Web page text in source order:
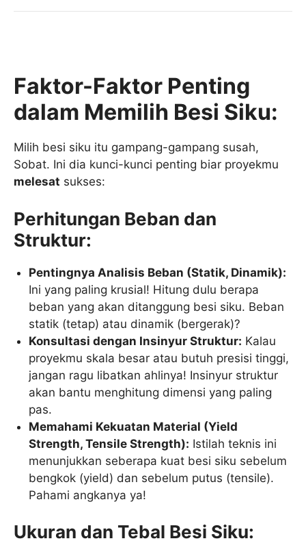
Faktor-Faktor Penting
dalam Memilih Besi Siku:
Milih besi siku itu gampang-gampang susah,
Sobat. Ini dia kunci-kunci penting biar proyekmu
melesat sukses:
Perhitungan Beban dan
Struktur:
Pentingnya Analisis Beban (Statik, Dinamik):
Ini yang paling krusial! Hitung dulu berapa
beban yang akan ditanggung besi siku. Beban
statik (tetap) atau dinamik (bergerak)?
Konsultasi dengan Insinyur Struktur: Kalau
proyekmu skala besar atau butuh presisi tinggi,
jangan ragu libatkan ahlinya! Insinyur struktur
akan bantu menghitung dimensi yang paling
pas.
Memahami Kekuatan Material (Yield
Strength, Tensile Strength): Istilah teknis ini
menunjukkan seberapa kuat besi siku sebelum
bengkok (yield) dan sebelum putus (tensile).
Pahami angkanya ya!
Ukuran dan Tebal Besi Siku: